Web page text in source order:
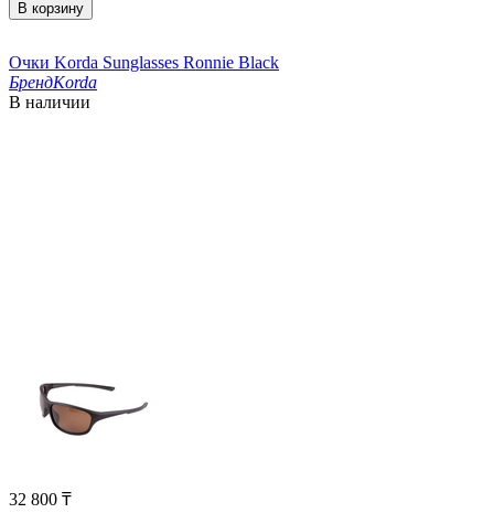
В корзину
Очки Korda Sunglasses Ronnie Black
БрендKorda
В наличии
32 800 ₸